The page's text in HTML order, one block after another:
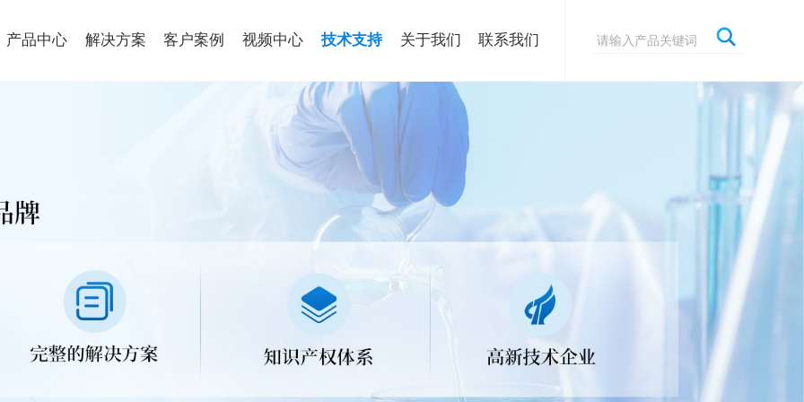
产品中心 解决方案 客户案例 视频中心 技术支持 关于我们 联系我们